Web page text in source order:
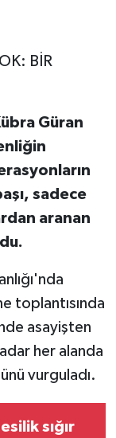
BİR
Güran
sadece
aranan
toplantısında
asayişten
her alanda
vurguladı.
sığır